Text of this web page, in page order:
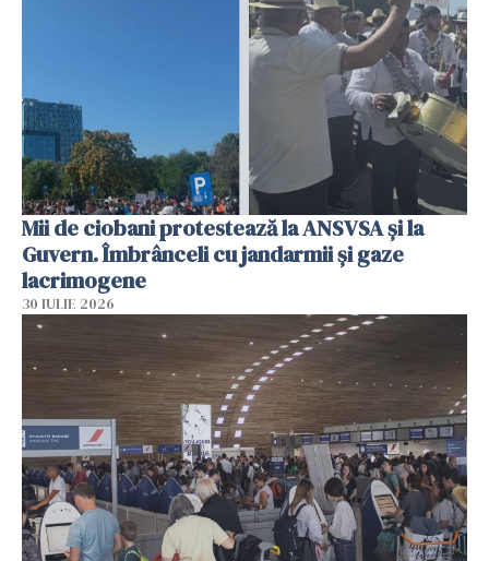
Mii de ciobani protestează la ANSVSA și la
Guvern. Îmbrânceli cu jandarmii și gaze
lacrimogene
30 IULIE 2026